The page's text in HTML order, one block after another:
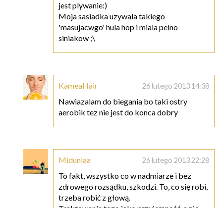
jest plywanie:)
Moja sasiadka uzywala takiego
'masujacwgo' hula hop i miala pelno
siniakow ;\
KameaHair 26 lutego 2013 14:38
Nawiazalam do biegania bo taki ostry
aerobik tez nie jest do konca dobry
Miduniaa 26 lutego 2013 22:28
To fakt, wszystko co w nadmiarze i bez
zdrowego rozsądku, szkodzi. To, co się robi,
trzeba robić z głową.